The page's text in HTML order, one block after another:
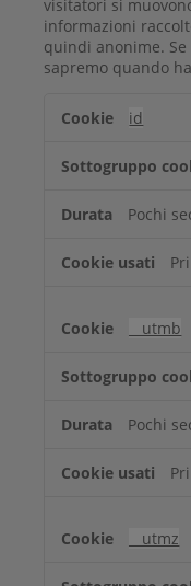
visitatori si
informazioni
quindi anonime.
sapremo quando
id
Pochi
__utmb
Pochi
__utmz